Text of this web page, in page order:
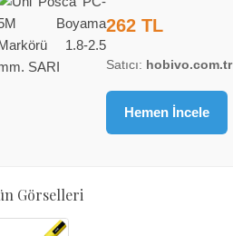
262 TL
Satıcı: hobivo.com.tr
Hemen İncele
Görselleri